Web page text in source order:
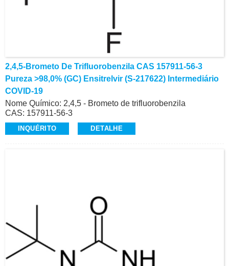
2,4,5-Brometo De Trifluorobenzila CAS 157911-56-3
Pureza >98,0% (GC) Ensitrelvir (S-217622) Intermediário
COVID-19
Nome Químico: 2,4,5 - Brometo de trifluorobenzila
CAS: 157911-56-3
Pureza: >98,0% (GC)
Aparência: Líquido transparente incolor a amarelo claro
INQUÉRITO DETALHE